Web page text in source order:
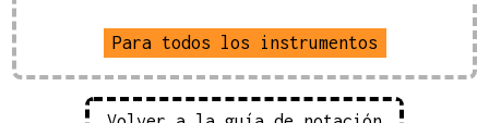
Para todos los instrumentos